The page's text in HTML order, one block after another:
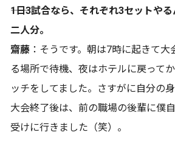
――1日3試合なら、それぞれ3セットや
二人分。
齋藤 ：そうです。朝は7時に起きて
る場所で待機、夜はホテルに戻って
ッチをしてました。さすがに自分の
大会終了後は、前の職場の後輩に僕
受けに行きました（笑）。